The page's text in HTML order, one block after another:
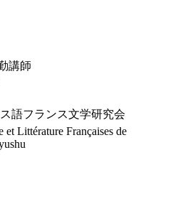
講師
語フランス文学研究会
et Littérature Françaises de